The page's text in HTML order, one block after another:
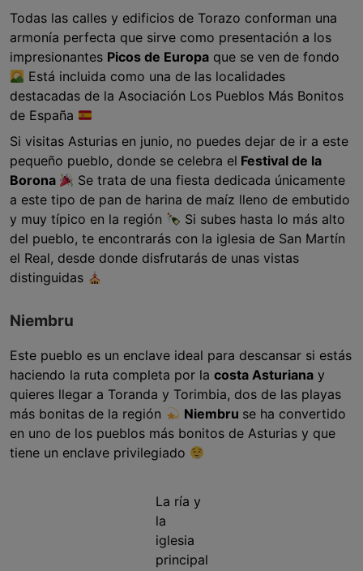
Todas las calles y edificios de Torazo conforman una
armonía perfecta que sirve como presentación a los
impresionantes Picos de Europa que se ven de fondo
Está incluida como una de las localidades
destacadas de la Asociación Los Pueblos Más Bonitos
de España
Si visitas Asturias en junio, no puedes dejar de ir a este
pequeño pueblo, donde se celebra el Festival de la
Borona
Se trata de una fiesta dedicada únicamente
a este tipo de pan de harina de maíz lleno de embutido
y muy típico en la región
Si subes hasta lo más alto
del pueblo, te encontrarás con la iglesia de San Martín
el Real, desde donde disfrutarás de unas vistas
distinguidas
Niembru
Este pueblo es un enclave ideal para descansar si estás
haciendo la ruta completa por la costa Asturiana y
quieres llegar a Toranda y Torimbia, dos de las playas
más bonitas de la región
Niembru se ha convertido
en uno de los pueblos más bonitos de Asturias y que
tiene un enclave privilegiado
La ría y
la
iglesia
principal